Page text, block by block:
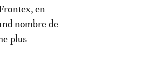
en
nombre de
plus